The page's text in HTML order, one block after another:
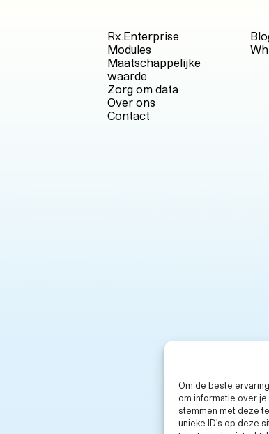
Om de beste
om informatie over
stemmen met deze
unieke ID's op deze
Rx.Enterprise
Modules
Maatschappelijke
waarde
Zorg om data
Over ons
Contact